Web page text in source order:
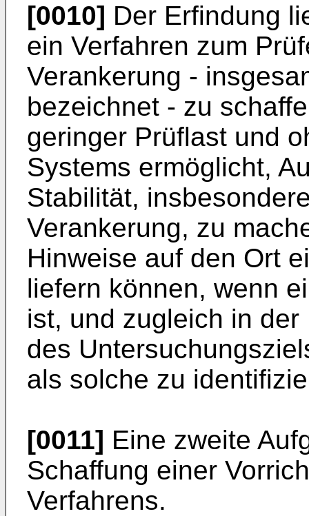
[0010] Der Erfindung
ein Verfahren zum
Verankerung -
bezeichnet - zu
geringer Prüflast und
Systems ermöglicht,
Stabilität,
Verankerung, zu
Hinweise auf den Ort
liefern können, wenn
ist, und zugleich in
des
als solche zu
[0011] Eine zweite
Schaffung einer
Verfahrens.